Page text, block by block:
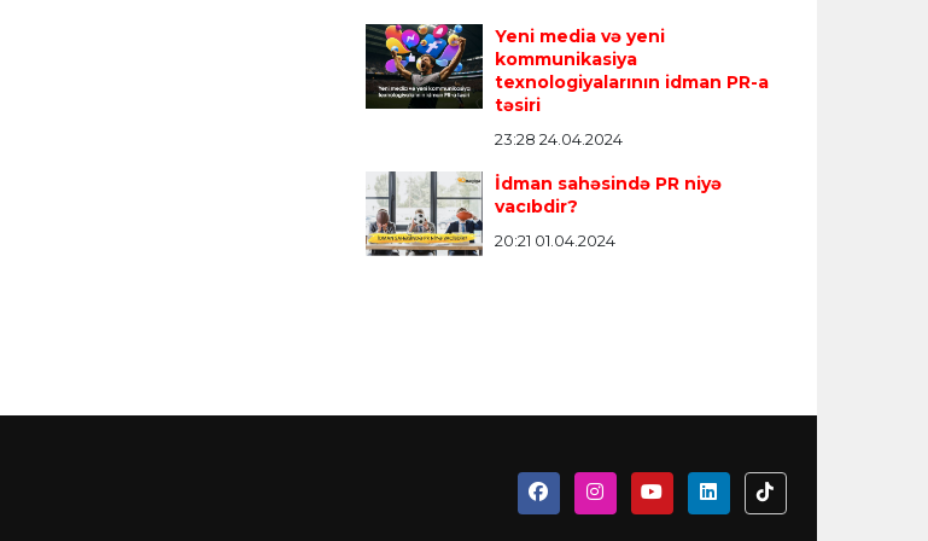
Yeni media və yeni
kommunikasiya
texnologiyalarının idman PR-a
təsiri
23:28 24.04.2024
İdman sahəsində PR niyə
vacıbdir?
20:21 01.04.2024